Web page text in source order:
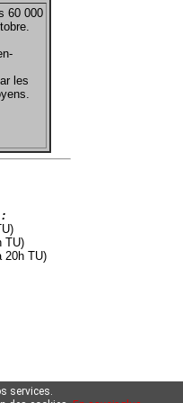
60 000
les
:
TU)
20h TU)
services.